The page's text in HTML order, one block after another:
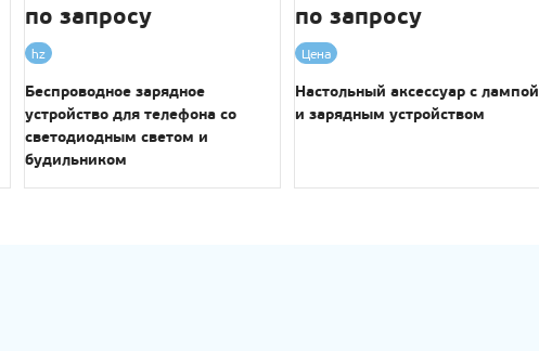
по запросу
hz
Беспроводное зарядное
устройство для телефона со
светодиодным светом и
будильником
по запросу
Цена
Настольный аксессуар с лампой
и зарядным устройством